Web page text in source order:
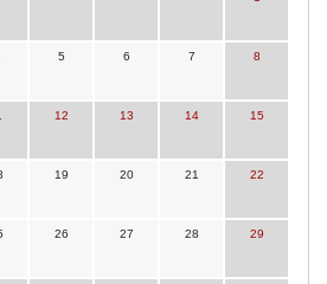
5 6 7 8
12 13 14 15
19 20 21 22
26 27 28 29